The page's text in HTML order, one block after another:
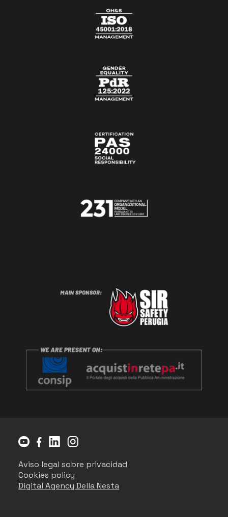
Aviso legal sobre privacidad
Cookies policy
Digital Agency Della Nesta